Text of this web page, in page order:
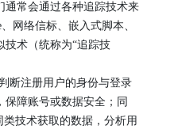
通常会通过各种追踪技术来
、网络信标、嵌入式脚本、
技术（统称为“追踪技
断注册用户的身份与登录
障账号或数据安全；同
类技术获取的数据，分析用